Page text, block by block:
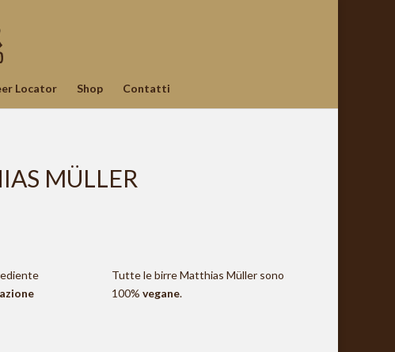
Locator Shop Contatti
MÜLLER
Tutte le birre Matthias Müller sono
100%vegane.